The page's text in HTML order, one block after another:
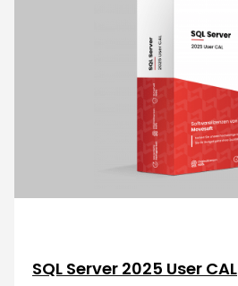
SQL Server 2025 User CAL